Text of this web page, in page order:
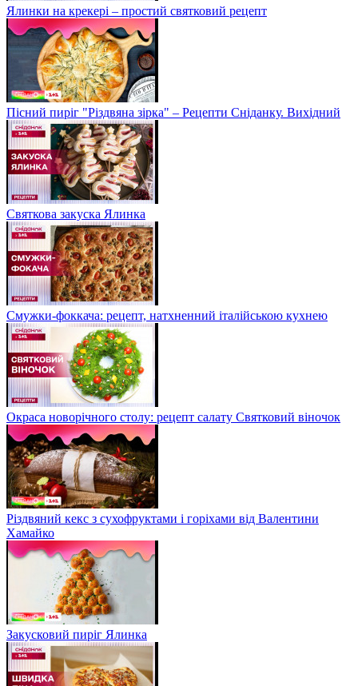
Ялинки на крекері – простий святковий рецепт
Пісний пиріг "Різдвяна зірка" – Рецепти Сніданку. Вихідний
Святкова закуска Ялинка
Смужки-фоккача: рецепт, натхненний італійською кухнею
Окраса новорічного столу: рецепт салату Святковий віночок
Різдвяний кекс з сухофруктами і горіхами від Валентини
Хамайко
Закусковий пиріг Ялинка